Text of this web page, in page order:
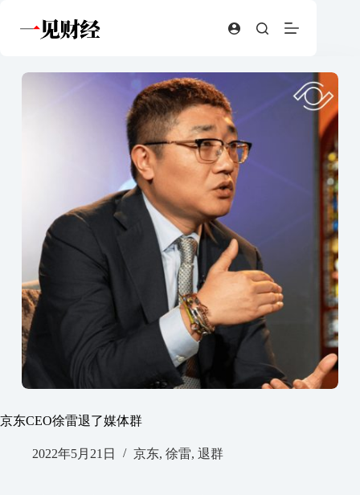
京东CEO徐雷退了媒体群
2022年5月21日 京东, 徐雷, 退群